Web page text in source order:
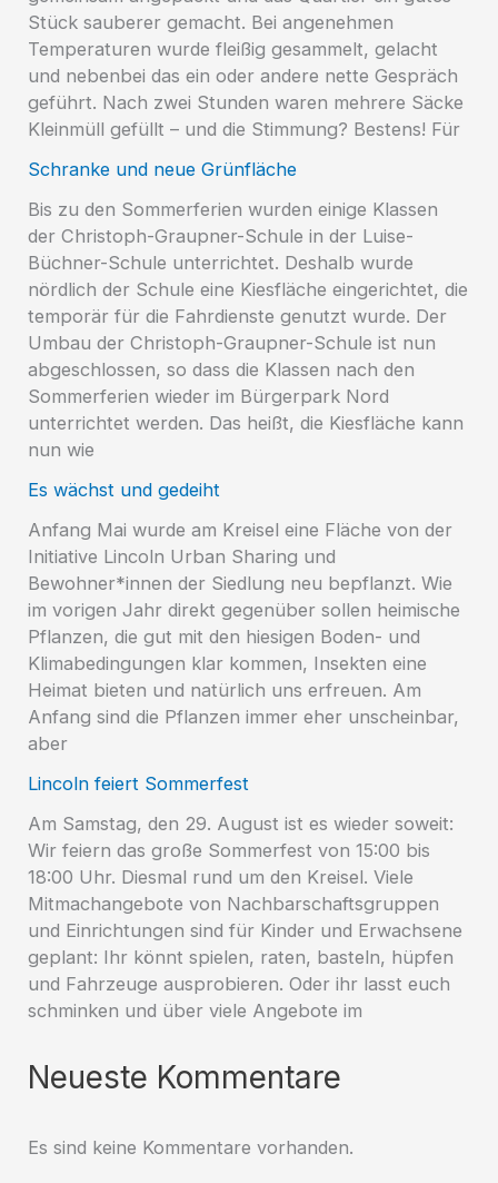
Stück sauberer gemacht. Bei angenehmen
Temperaturen wurde fleißig gesammelt, gelacht
und nebenbei das ein oder andere nette Gespräch
geführt. Nach zwei Stunden waren mehrere Säcke
Kleinmüll gefüllt – und die Stimmung? Bestens! Für
Schranke und neue Grünfläche
Bis zu den Sommerferien wurden einige Klassen
der Christoph-Graupner-Schule in der Luise-
Büchner-Schule unterrichtet. Deshalb wurde
nördlich der Schule eine Kiesfläche eingerichtet, die
temporär für die Fahrdienste genutzt wurde. Der
Umbau der Christoph-Graupner-Schule ist nun
abgeschlossen, so dass die Klassen nach den
Sommerferien wieder im Bürgerpark Nord
unterrichtet werden. Das heißt, die Kiesfläche kann
nun wie
Es wächst und gedeiht
Anfang Mai wurde am Kreisel eine Fläche von der
Initiative Lincoln Urban Sharing und
Bewohner*innen der Siedlung neu bepflanzt. Wie
im vorigen Jahr direkt gegenüber sollen heimische
Pflanzen, die gut mit den hiesigen Boden- und
Klimabedingungen klar kommen, Insekten eine
Heimat bieten und natürlich uns erfreuen. Am
Anfang sind die Pflanzen immer eher unscheinbar,
aber
Lincoln feiert Sommerfest
Am Samstag, den 29. August ist es wieder soweit:
Wir feiern das große Sommerfest von 15:00 bis
18:00 Uhr. Diesmal rund um den Kreisel. Viele
Mitmachangebote von Nachbarschaftsgruppen
und Einrichtungen sind für Kinder und Erwachsene
geplant: Ihr könnt spielen, raten, basteln, hüpfen
und Fahrzeuge ausprobieren. Oder ihr lasst euch
schminken und über viele Angebote im
Neueste Kommentare
Es sind keine Kommentare vorhanden.